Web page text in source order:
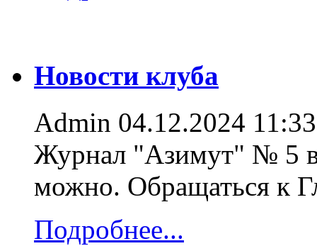
Новости клуба
Admin 04.12.2024 11:33
Журнал "Азимут" № 5
можно. Обращаться к
Подробнее...